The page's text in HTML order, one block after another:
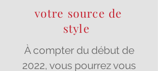
votre source de
style
À compter du début de
2022, vous pourrez vous